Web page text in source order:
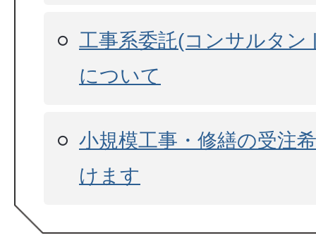
工事系委託(コンサルタン
について
小規模工事・修繕の受注
けます